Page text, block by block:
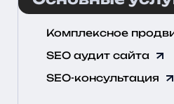
Комплексное
SEO аудит сайта
SEO-консультация